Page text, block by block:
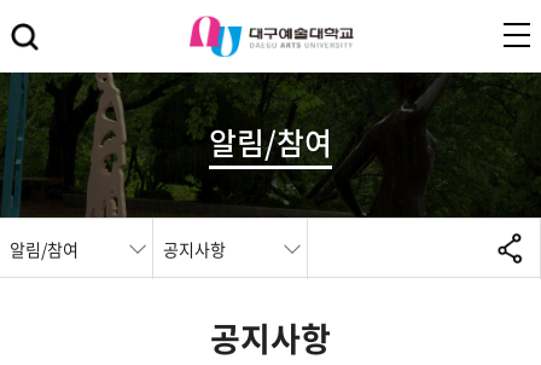
알림/참여
알림/참여 공지사항
공지사항